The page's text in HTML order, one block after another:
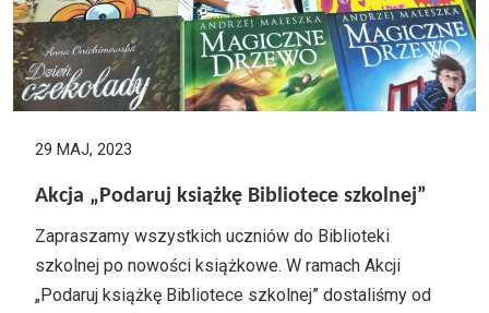
29 MAJ, 2023
Akcja „Podaruj książkę Bibliotece szkolnej”
Zapraszamy wszystkich uczniów do Biblioteki
szkolnej po nowości książkowe. W ramach Akcji
„Podaruj książkę Bibliotece szkolnej” dostaliśmy od